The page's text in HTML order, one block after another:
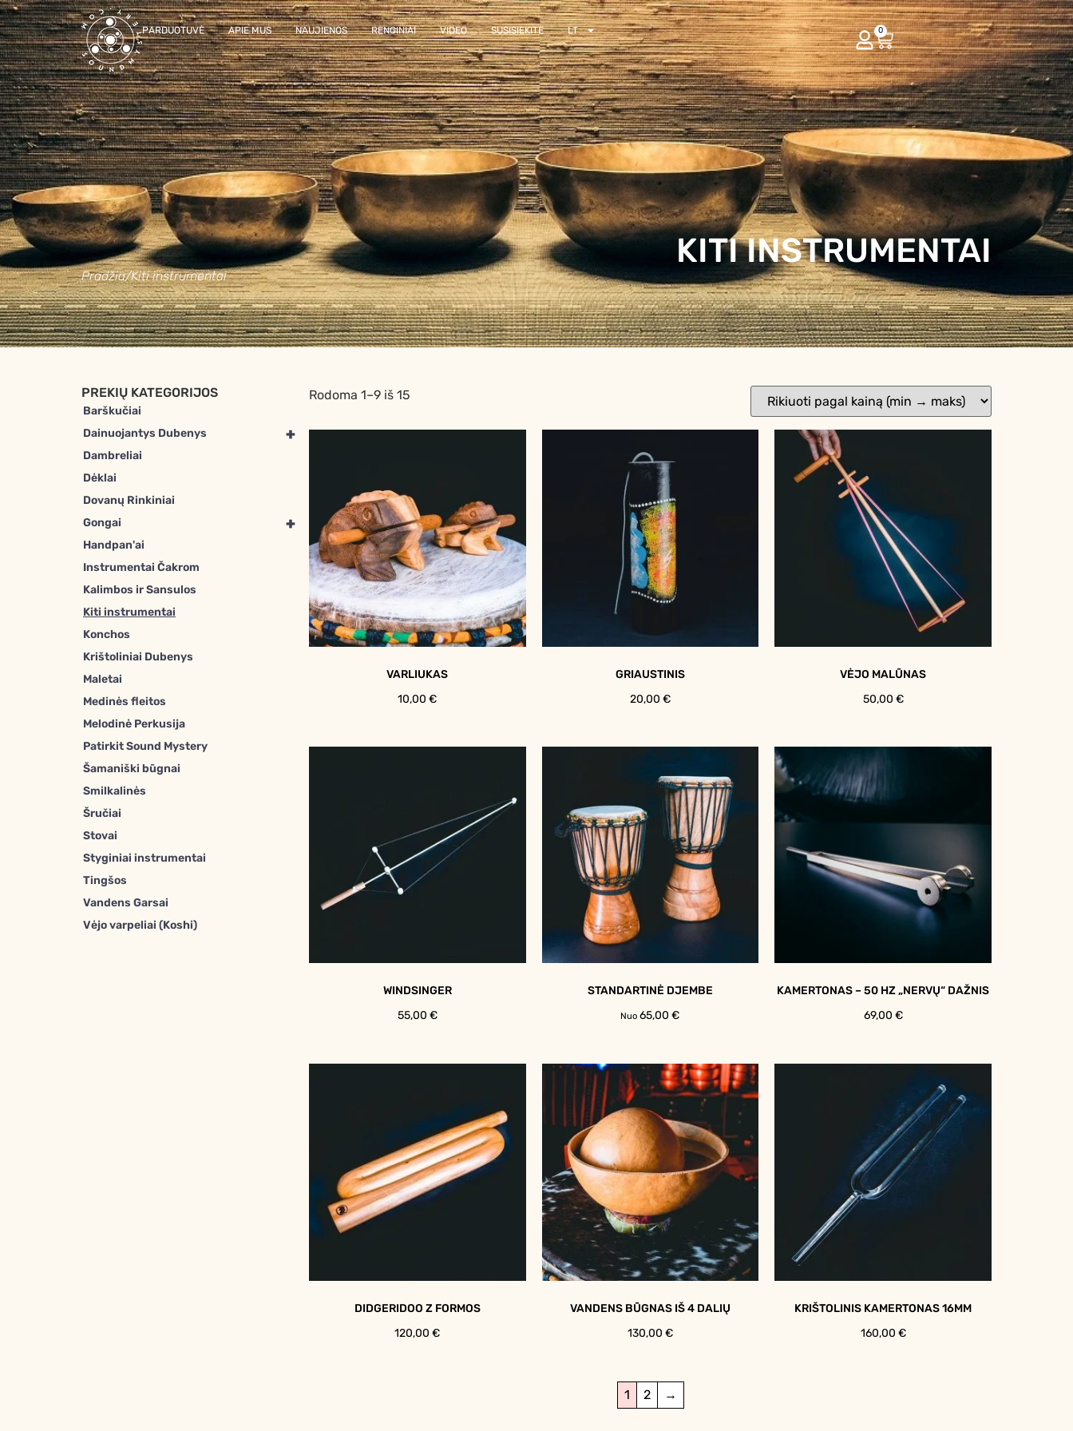
PARDUOTUVĖ APIE MUS NAUJIENOS RENGINIAI VIDEO SUSISIEKITE LT 0
KITI INSTRUMENTAI
Pradžia/Kiti instrumentai
PREKIŲ KATEGORIJOS
Barškučiai
+
Dainuojantys Dubenys
Dambreliai
Dėklai
Dovanų Rinkiniai
+
Gongai
Handpan'ai
Instrumentai Čakrom
Kalimbos ir Sansulos
Kiti instrumentai
Konchos
Krištoliniai Dubenys
Maletai
Medinės fleitos
Melodinė Perkusija
Patirkit Sound Mystery
Šamaniški būgnai
Smilkalinės
Šručiai
Stovai
Styginiai instrumentai
Tingšos
Vandens Garsai
Vėjo varpeliai (Koshi)
Rodoma 1–9 iš 15
VARLIUKAS
10,00€
GRIAUSTINIS
20,00 €
VĖJO MALŪNAS
50,00 €
WINDSINGER
55,00 €
STANDARTINĖ DJEMBE
Nuo 65,00€
KAMERTONAS – 50 HZ „NERVŲ“ DAŽNIS
69,00 €
DIDGERIDOO Z FORMOS
120,00€
VANDENS BŪGNAS IŠ 4 DALIŲ
130,00 €
KRIŠTOLINIS KAMERTONAS 16MM
160,00 €
1 2 →